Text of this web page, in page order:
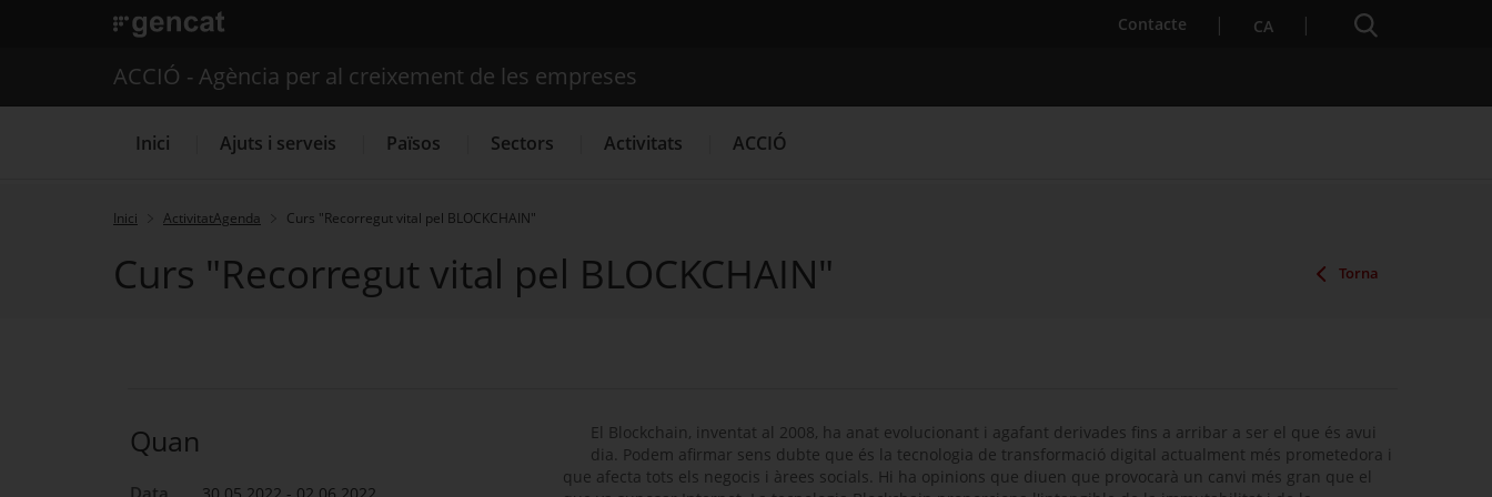
. Open in a new window. Contacte . Open in a new window.
CA Cercador
Cercador
Serveis d'internacionalització Serveis d'innovació Convocatòries d'ajuts obertes
ACCIÓ - Agència per al creixement de les empreses
Inici Ajuts i serveis Països Sectors Activitats ACCIÓ
Inici ActivitatAgenda Curs "Recorregut vital pel BLOCKCHAIN"
Curs "Recorregut vital pel BLOCKCHAIN" Torna
Quan
Data
El Blockchain, inventat al 2008, ha anat evolucionant i agafant derivades fins a arribar a ser el que és avui
dia. Podem afirmar sens dubte que és la tecnologia de transformació digital actualment més prometedora i
que afecta tots els negocis i àrees socials. Hi ha opinions que diuen que provocarà un canvi més gran que el